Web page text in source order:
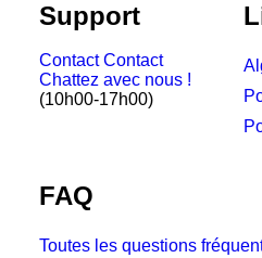
Support
Contact Contact
Chattez avec nous !
(10h00-17h00)
FAQ
Toutes les questions